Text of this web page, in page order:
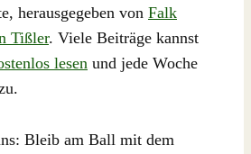
herausgegeben von Falk
Tißler. Viele Beiträge kannst
lesen und jede Woche
Bleib am Ball mit dem